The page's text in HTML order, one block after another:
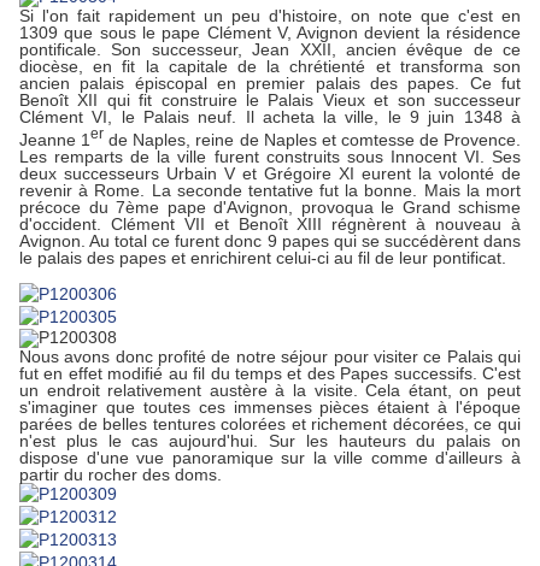
Si l'on fait rapidement un peu d'histoire, on note que c'est en
1309 que sous le pape Clément V, Avignon devient la résidence
pontificale. Son successeur, Jean XXII, ancien évêque de ce
diocèse, en fit la capitale de la chrétienté et transforma son
ancien palais épiscopal en premier palais des papes. Ce fut
Benoît XII qui fit construire le Palais Vieux et son successeur
Clément VI, le Palais neuf. Il acheta la ville, le 9 juin 1348 à
Jeanne 1er de Naples, reine de Naples et comtesse de Provence.
Les remparts de la ville furent construits sous Innocent VI. Ses
deux successeurs Urbain V et Grégoire XI eurent la volonté de
revenir à Rome. La seconde tentative fut la bonne. Mais la mort
précoce du 7ème pape d'Avignon, provoqua le Grand schisme
d'occident. Clément VII et Benoît XIII régnèrent à nouveau à
Avignon. Au total ce furent donc 9 papes qui se succédèrent dans
le palais des papes et enrichirent celui-ci au fil de leur pontificat.
Nous avons donc profité de notre séjour pour visiter ce Palais qui
fut en effet modifié au fil du temps et des Papes successifs. C'est
un endroit relativement austère à la visite. Cela étant, on peut
s'imaginer que toutes ces immenses pièces étaient à l'époque
parées de belles tentures colorées et richement décorées, ce qui
n'est plus le cas aujourd'hui. Sur les hauteurs du palais on
dispose d'une vue panoramique sur la ville comme d'ailleurs à
partir du rocher des doms.